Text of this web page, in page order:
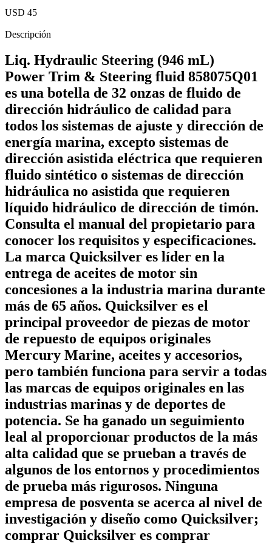
USD 45
Descripción
Liq. Hydraulic Steering (946 mL)
Power Trim & Steering fluid 858075Q01
es una botella de 32 onzas de fluido de
dirección hidráulico de calidad para
todos los sistemas de ajuste y dirección de
energía marina, excepto sistemas de
dirección asistida eléctrica que requieren
fluido sintético o sistemas de dirección
hidráulica no asistida que requieren
líquido hidráulico de dirección de timón.
Consulta el manual del propietario para
conocer los requisitos y especificaciones.
La marca Quicksilver es líder en la
entrega de aceites de motor sin
concesiones a la industria marina durante
más de 65 años. Quicksilver es el
principal proveedor de piezas de motor
de repuesto de equipos originales
Mercury Marine, aceites y accesorios,
pero también funciona para servir a todas
las marcas de equipos originales en las
industrias marinas y de deportes de
potencia. Se ha ganado un seguimiento
leal al proporcionar productos de la más
alta calidad que se prueban a través de
algunos de los entornos y procedimientos
de prueba más rigurosos. Ninguna
empresa de posventa se acerca al nivel de
investigación y diseño como Quicksilver;
comprar Quicksilver es comprar